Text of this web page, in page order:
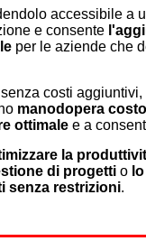
accessibile a
e consente
per le aziende che
senza costi
manodopera
ottimale e a
la
di progetti o
senza restrizioni.